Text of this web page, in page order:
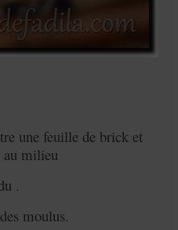
une feuille de brick et
au milieu
.
moulus.